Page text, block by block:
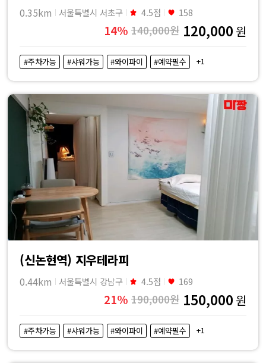
0.35km 서울특별시 서초구 4.5점 158
14% 140,000원 120,000 원
#주차가능 #샤워가능 #와이파이 #예약필수 +1
(신논현역) 지우테라피
0.44km 서울특별시 강남구 4.5점 169
21% 190,000원 150,000 원
#주차가능 #샤워가능 #와이파이 #예약필수 +1